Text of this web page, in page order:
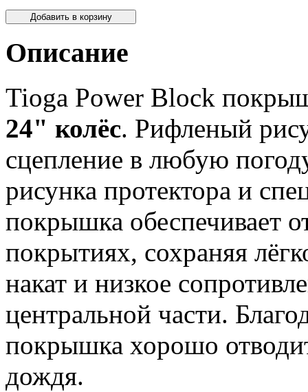
Описание
Tioga Power Block
24" колёс. Рифленый
сцепление в любую
рисунка протектора и
покрышка обеспечивает
покрытиях, сохраняя
накат и низкое
центральной части.
покрышка хорошо
дождя.